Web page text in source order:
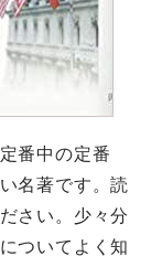
番中の定番
名著です。読
さい。少々分
ついてよく知